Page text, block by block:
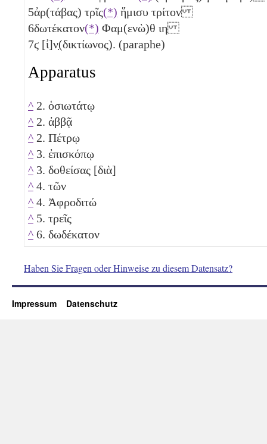
5ἀρ(τάβας) τρῖς(*) ἥμισυ τρίτον
6δωτέκατον(*) Φαμ(ενὼ)θ ιη
7ϛ [ἰ]ν̣(δικτίωνος). (paraphe)
Apparatus
^ 2. ὁσιωτάτῳ
^ 2. ἀββᾷ
^ 2. Πέτρῳ
^ 3. ἐπισκόπῳ
^ 3. δοθείσας [διὰ]
^ 4. τῶν
^ 4. Ἀφροδιτώ
^ 5. τρεῖς
^ 6. δωδέκατον
Haben Sie Fragen oder Hinweise zu diesem Datensatz?
Impressum Datenschutz